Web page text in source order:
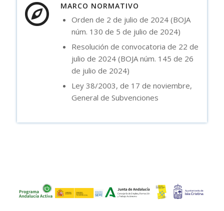
MARCO NORMATIVO
Orden de 2 de julio de 2024 (BOJA
núm. 130 de 5 de julio de 2024)
Resolución de convocatoria de 22 de
julio de 2024 (BOJA núm. 145 de 26
de julio de 2024)
Ley 38/2003, de 17 de noviembre,
General de Subvenciones